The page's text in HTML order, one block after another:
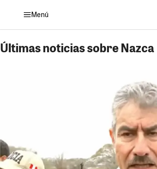
Menú
Últimas noticias sobre Nazca